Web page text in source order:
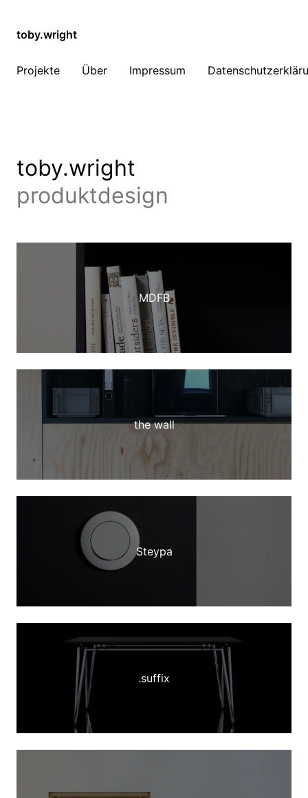
toby.wright
Projekte Über Impressum
toby.wright
produktdesign
MDFB
the wall
Steypa
.suffix